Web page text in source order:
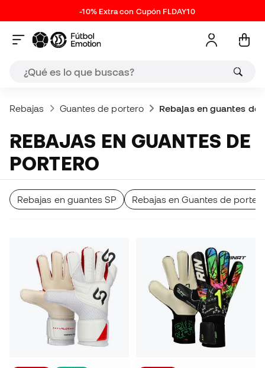
-10% Extra con Cupón FLDAY10
Rebajas Guantes de portero Rebajas en guantes de
REBAJAS EN GUANTES DE
PORTERO
Rebajas en guantes SP Rebajas en Guantes de